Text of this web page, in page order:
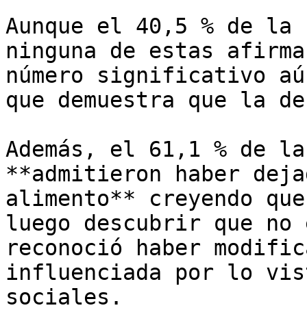
Aunque el 40,5 % de
ninguna de estas
número significativo
que demuestra que la
Además, el 61,1 % de
**admitieron haber
alimento** creyendo
luego descubrir que
reconoció haber
influenciada por lo
sociales.